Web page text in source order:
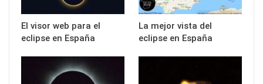
El visor web para el
eclipse en España
La mejor vista del
eclipse en España